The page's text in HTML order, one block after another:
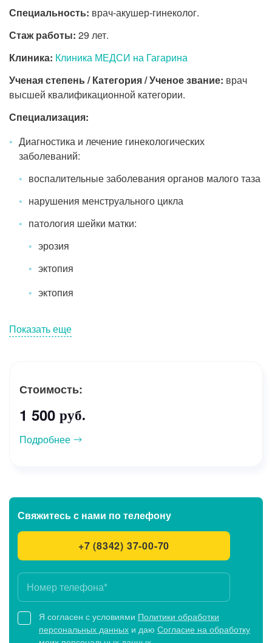
Специальность: врач-акушер-гинеколог.
Стаж работы: 29 лет.
Клиника: Клиника МЕДСИ на Гагарина
Ученая степень / Категория / Ученое звание: врач
высшей квалификационной категории.
Специализация:
Диагностика и лечение гинекологических
заболеваний:
воспалительные заболевания органов малого таза
нарушения менструального цикла
патология шейки матки:
эрозия
эктопия
эктопия
Показать еще
Стоимость:
1 500 руб.
Подробнее
Свяжитесь с нами по телефону
+7 (8342) 37-00-70
Я согласен с условиями Политики обработки
персональных данных и даю Согласие на обработку